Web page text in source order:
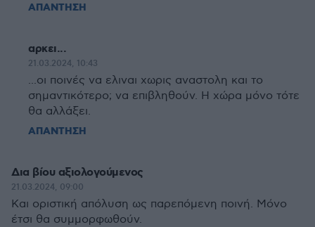
ΑΠΑΝΤΗΣΗ
αρκει...
21.03.2024, 10:43
...οι ποινές να ελιναι χωρις αναστολη και το
σημαντικότερο; να επιβληθούν. Η χώρα μόνο τότε
θα αλλάξει.
ΑΠΑΝΤΗΣΗ
Δια βίου αξιολογούμενος
21.03.2024, 09:00
Και οριστική απόλυση ως παρεπόμενη ποινή. Μόνο
έτσι θα συμμορφωθούν.